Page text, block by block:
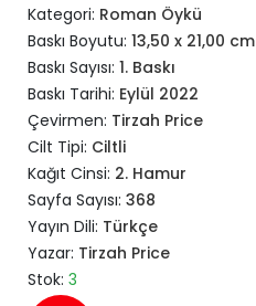
Kategori: Roman Öykü
Baskı Boyutu: 13,50 x 21,00 cm
Baskı Sayısı: 1. Baskı
Baskı Tarihi: Eylül 2022
Çevirmen: Tirzah Price
Cilt Tipi: Ciltli
Kağıt Cinsi: 2. Hamur
Sayfa Sayısı: 368
Yayın Dili: Türkçe
Yazar: Tirzah Price
Stok: 3